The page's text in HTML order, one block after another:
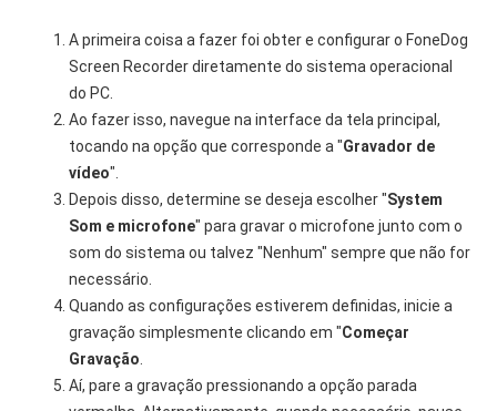
A primeira coisa a fazer foi obter e configurar o FoneDog
Screen Recorder diretamente do sistema operacional
do PC.
Ao fazer isso, navegue na interface da tela principal,
tocando na opção que corresponde a "Gravador de
vídeo".
Depois disso, determine se deseja escolher "System
Som e microfone" para gravar o microfone junto com o
som do sistema ou talvez "Nenhum" sempre que não for
necessário.
Quando as configurações estiverem definidas, inicie a
gravação simplesmente clicando em "Começar
Gravação
Aí, pare a gravação pressionando a opção parada